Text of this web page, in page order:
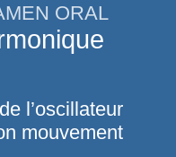
ORAL
l’oscillateur
mouvement